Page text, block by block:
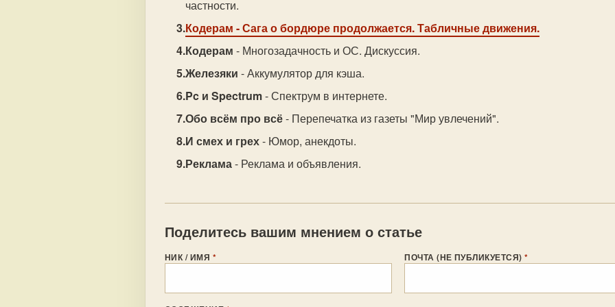
частности.
Кодерам - Сага о бордюре продолжается. Табличные движения.
Кодерам - Многозадачность и ОС. Дискуссия.
Железяки - Аккумулятор для кэша.
Pc и Spectrum- Спектрум в интернете.
Обо всём про всё- Перепечатка из газеты "Мир увлечений".
И смех и грех- Юмор, анекдоты.
Реклама- Реклама и объявления.
Поделитесь вашим мнением о статье
НИК / ИМЯ * ПОЧТА (НЕ ПУБЛИКУЕТСЯ)*